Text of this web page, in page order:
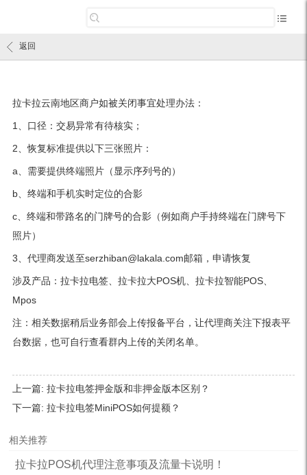
返回
拉卡拉云南地区商户如被关闭事宜处理办法：
1、口径：交易异常有待核实；
2、恢复标准提供以下三张照片：
a、需要提供终端照片（显示序列号的）
b、终端和手机实时定位的合影
c、终端和带路名的门牌号的合影（例如商户手持终端在门牌号下
照片）
3、代理商发送至serzhiban@lakala.com邮箱，申请恢复
涉及产品：拉卡拉电签、拉卡拉大POS机、拉卡拉智能POS、
Mpos
注：相关数据稍后业务部会上传报备平台，让代理商关注下报表平
台数据，也可自行查看群内上传的关闭名单。
上一篇: 拉卡拉电签押金版和非押金版本区别？
下一篇: 拉卡拉电签MiniPOS如何提额？
相关推荐
拉卡拉POS机代理注意事项及流量卡说明！